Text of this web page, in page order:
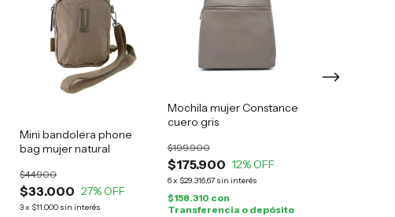
Mini bandolera phone
bag mujer natural
$33.000
$44.900
27% OFF
3x $11.000 sin interés
Mochila mujer Constance
cuero gris
$175.900
$199.900
12% OFF
6x $29.316,67 sin interés
$158.310 con
Transferencia o depósito